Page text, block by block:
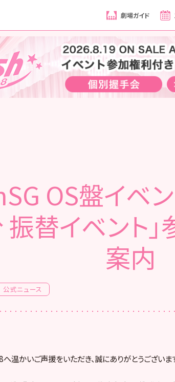
劇場ガイド
OS盤イベ
替イベント
案内
公式ニュース
温かいご声援をいただき、誠にありがとうございま